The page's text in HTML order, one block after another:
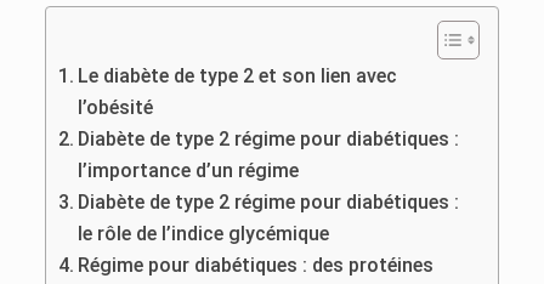
Le diabète de type 2 et son lien avec
l’obésité
Diabète de type 2 régime pour diabétiques :
l’importance d’un régime
Diabète de type 2 régime pour diabétiques :
le rôle de l’indice glycémique
Régime pour diabétiques : des protéines